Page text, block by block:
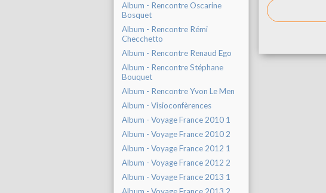
Album - Rencontre Oscarine
Bosquet
Album - Rencontre Rémi
Checchetto
Album - Rencontre Renaud Ego
Album - Rencontre Stéphane
Bouquet
Album - Rencontre Yvon Le Men
Album - Visioconfèrences
Album - Voyage France 2010 1
Album - Voyage France 2010 2
Album - Voyage France 2012 1
Album - Voyage France 2012 2
Album - Voyage France 2013 1